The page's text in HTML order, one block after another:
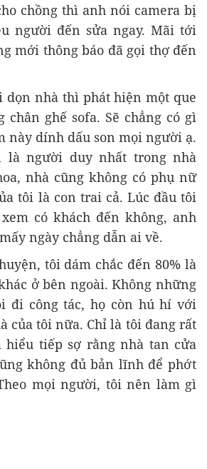
chồng thì anh nói camera bị
người đến sửa ngay. Mãi tới
mới thông báo đã gọi thợ đến
dọn nhà thì phát hiện một que
ghế sofa. Sẽ chẳng có gì
này dính dấu son mọi người ạ.
là người duy nhất trong nhà
nhà cũng không có phụ nữ
tôi là con trai cả. Lúc đầu tôi
có khách đến không, anh
ngày chẳng dẫn ai về.
tôi dám chắc đến 80% là
ở bên ngoài. Không những
đi công tác, họ còn hú hí với
của tôi nữa. Chỉ là tôi đang rất
hiểu tiếp sợ rằng nhà tan cửa
không đủ bản lĩnh để phớt
mọi người, tôi nên làm gì